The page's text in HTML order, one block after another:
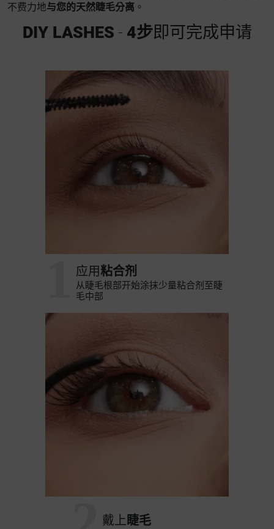
不费力地与您的天然睫毛分离 。
DIY LASHES - 4步即可完成申请
应用 粘合剂
从睫毛根部开始涂抹少量粘合剂至睫
毛中部
戴上睫毛